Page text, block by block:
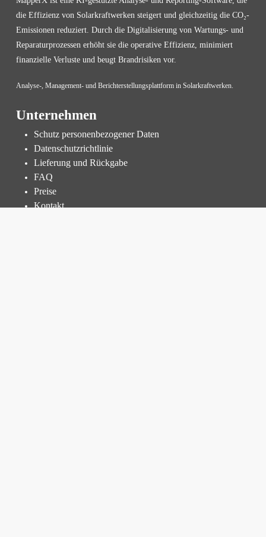
die Effizienz von Solarkraftwerken steigert und gleichzeitig die CO₂-
Emissionen reduziert. Durch die Digitalisierung von Wartungs- und
Reparaturprozessen erhöht sie die operative Effizienz, minimiert
finanzielle Verluste und beugt Brandrisiken vor.
Analyse-, Management- und Berichterstellungsplattform in Solarkraftwerken.
Unternehmen
Schutz personenbezogener Daten
Datenschutzrichtlinie
Lieferung und Rückgabe
FAQ
Preise
Kontakt